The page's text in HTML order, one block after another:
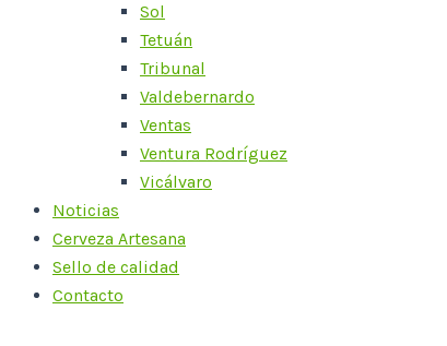
Sol
Tetuán
Tribunal
Valdebernardo
Ventas
Ventura Rodríguez
Vicálvaro
Noticias
Cerveza Artesana
Sello de calidad
Contacto